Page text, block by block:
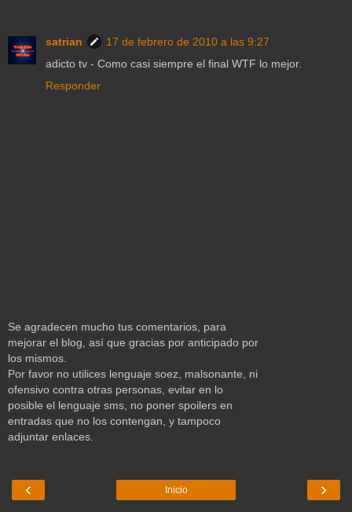
satrian
17 de febrero de 2010 a las 9:27
adicto tv - Como casi siempre el final WTF lo mejor.
Responder
Se agradecen mucho tus comentarios, para
mejorar el blog, así que gracias por anticipado por
los mismos.
Por favor no utilices lenguaje soez, malsonante, ni
ofensivo contra otras personas, evitar en lo
posible el lenguaje sms, no poner spoilers en
entradas que no los contengan, y tampoco
adjuntar enlaces.
‹ ›
Inicio